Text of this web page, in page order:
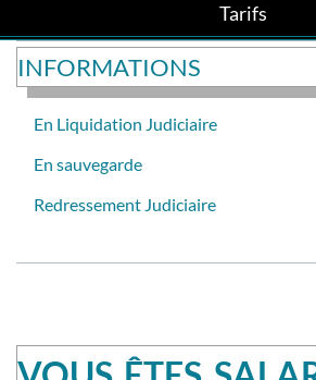
Tarifs
INFORMATIONS
En Liquidation Judiciaire
En sauvegarde
Redressement Judiciaire